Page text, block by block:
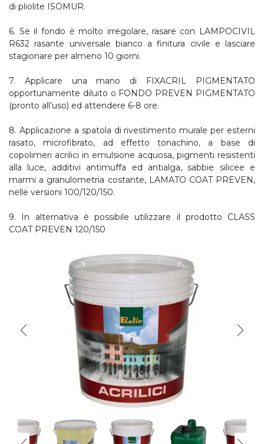
di pliolite ISOMUR.
6. Se il fondo è molto irregolare, rasare con LAMPOCIVIL
R632 rasante universale bianco a finitura civile e lasciare
stagionare per almeno 10 giorni.
7. Applicare una mano di FIXACRIL PIGMENTATO
opportunamente diluito o FONDO PREVEN PIGMENTATO
(pronto all’uso) ed attendere 6-8 ore.
8. Applicazione a spatola di rivestimento murale per esterni
rasato, microfibrato, ad effetto tonachino, a base di
copolimeri acrilici in emulsione acquosa, pigmenti resistenti
alla luce, additivi antimuffa ed antialga, sabbie silicee e
marmi a granulometria costante, LAMATO COAT PREVEN,
nelle versioni 100/120/150.
9. In alternativa è possibile utilizzare il prodotto CLASS
COAT PREVEN 120/150